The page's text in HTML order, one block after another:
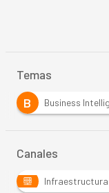
Temas
B
Business
Canales